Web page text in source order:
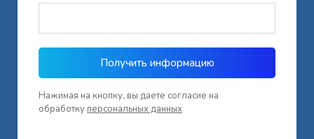
Получить информацию
Нажимая на кнопку, вы даете согласие на
обработку персональных данных